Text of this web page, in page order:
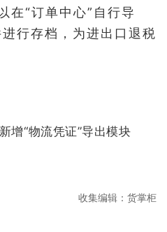
在“订单中心”自行导
行存档，为进出口退税
收集编辑：货掌柜